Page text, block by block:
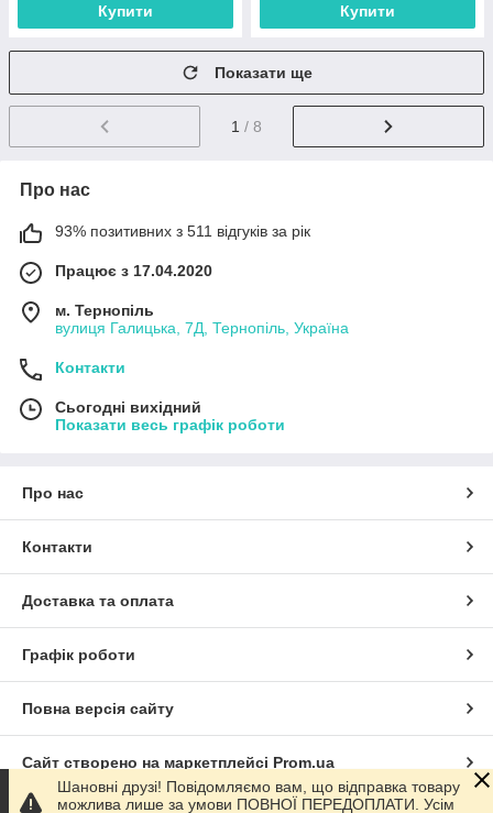
Купити Купити
Показати ще
1 / 8
Про нас
93% позитивних з 511 відгуків за рік
Працює з 17.04.2020
м. Тернопіль
вулиця Галицька, 7Д, Тернопіль, Україна
Контакти
Сьогодні вихідний
Показати весь графік роботи
Про нас
Контакти
Доставка та оплата
Графік роботи
Повна версія сайту
Сайт створено на маркетплейсі Prom.ua
Шановні друзі! Повідомляємо вам, що відправка товару
можлива лише за умови ПОВНОЇ ПЕРЕДОПЛАТИ. Усім